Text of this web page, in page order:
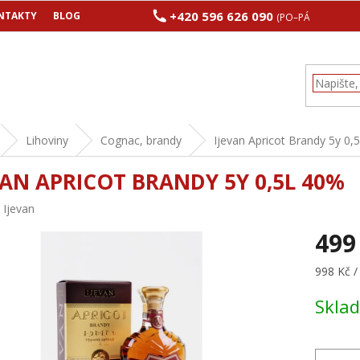
BLOG +420 596 626 090 (PO–PÁ 8:00–17:00)
Lihoviny Cognac, brandy Ijevan Apricot Brandy 5y
APRICOT BRANDY 5Y 0,5L 40%
Ijevan
Měrná
998 Kč /